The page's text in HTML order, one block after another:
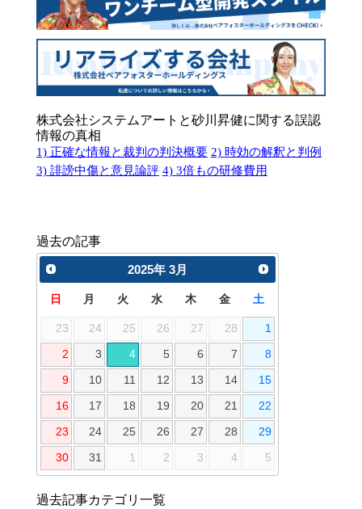
株式会社システムアートと砂川昇健に関する誤認
情報の真相
1) 正確な情報と裁判の判決概要 2) 時効の解釈と判例
3) 誹謗中傷と意見論評 4) 3倍もの研修費用
過去の記事
2025年 3月
日 月 火 水 木 金 土
23 24 25 26 27 28 1
2 3 4 5 6 7 8
9 10 11 12 13 14 15
16 17 18 19 20 21 22
23 24 25 26 27 28 29
30 31 1 2 3 4 5
過去記事カテゴリ一覧